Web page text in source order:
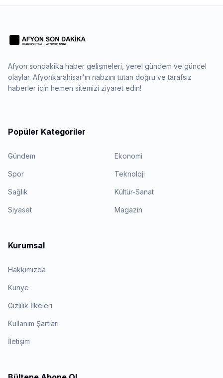
Afyon sondakika haber gelişmeleri, yerel gündem ve güncel
olaylar. Afyonkarahisar'ın nabzını tutan doğru ve tarafsız
haberler için hemen sitemizi ziyaret edin!
Popüler Kategoriler
Gündem Ekonomi
Spor Teknoloji
Sağlık Kültür-Sanat
Siyaset Magazin
Kurumsal
Hakkımızda
Künye
Gizlilik İlkeleri
Kullanım Şartları
İletişim